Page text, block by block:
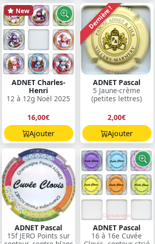
New
ADNET Charles-
Henri
12 à 12g Noël 2025
16,00€
Ajouter
Dernière !
ADNET Pascal
5 Jaune-crème
(petites lettres)
2,00€
Ajouter
ADNET Pascal
15f JERO Points sur
ADNET Pascal
16 à 16e Cuvée